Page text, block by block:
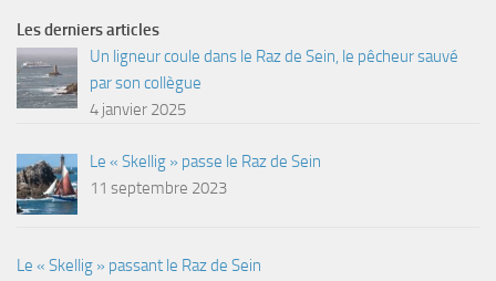
Les derniers articles
Un ligneur coule dans le Raz de Sein, le pêcheur sauvé
par son collègue
4 janvier 2025
Le « Skellig » passe le Raz de Sein
11 septembre 2023
Le « Skellig » passant le Raz de Sein